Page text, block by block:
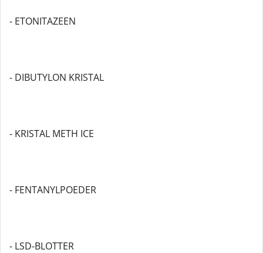
- ETONITAZEEN
- DIBUTYLON KRISTAL
- KRISTAL METH ICE
- FENTANYLPOEDER
- LSD-BLOTTER